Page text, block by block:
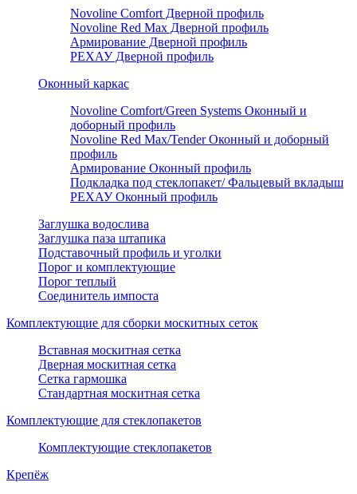
Novoline Comfort Дверной профиль
Novoline Red Мax Дверной профиль
Армирование Дверной профиль
РЕХАУ Дверной профиль
Оконный каркас
Novoline Comfort/Green Systems Оконный и
доборный профиль
Novoline Red Max/Tender Оконный и доборный
профиль
Армирование Оконный профиль
Подкладка под стеклопакет/ Фальцевый вкладыш
РЕХАУ Оконный профиль
Заглушка водослива
Заглушка паза штапика
Подставочный профиль и уголки
Порог и комплектующие
Порог теплый
Соединитель импоста
Комплектующие для сборки москитных сеток
Вставная москитная сетка
Дверная москитная сетка
Сетка гармошка
Стандартная москитная сетка
Комплектующие для стеклопакетов
Комплектующие стеклопакетов
Крепёж